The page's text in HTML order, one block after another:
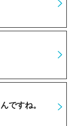
ですね。